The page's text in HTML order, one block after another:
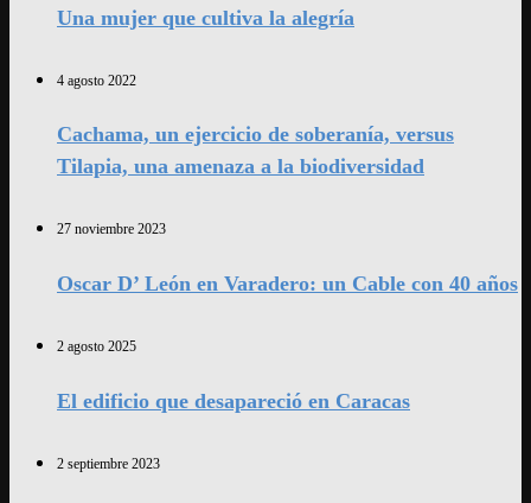
Una mujer que cultiva la alegría
4 agosto 2022
Cachama, un ejercicio de soberanía, versus
Tilapia, una amenaza a la biodiversidad
27 noviembre 2023
Oscar D’ León en Varadero: un Cable con 40 años
2 agosto 2025
El edificio que desapareció en Caracas
2 septiembre 2023